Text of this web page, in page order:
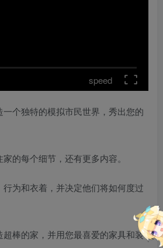
speed
个独特的模拟市民世界，秀出您的
的每个细节，还有更多内容。
为和衣着，并决定他们将如何度过
棒的家，并用您最喜爱的家具和装